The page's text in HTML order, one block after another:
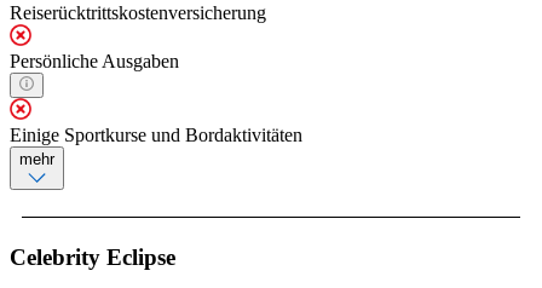
Reiserücktrittskostenversicherung
Persönliche Ausgaben
Einige Sportkurse und Bordaktivitäten
mehr
Celebrity Eclipse